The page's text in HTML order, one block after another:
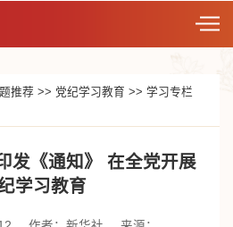
推荐 >> 党纪学习教育 >> 学习专栏
发《通知》 在全党开展
学习教育